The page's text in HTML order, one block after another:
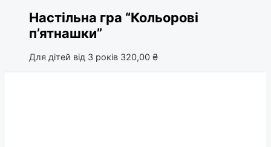
Настільна гра “Кольорові
п’ятнашки”
Для дітей від 3 років 320,00 ₴